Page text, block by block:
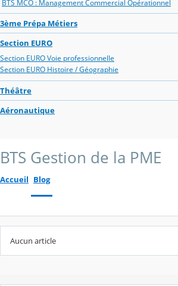
BTS MCO : Management Commercial Opérationnel
3ème Prépa Métiers
Section EURO
Section EURO Voie professionnelle
Section EURO Histoire / Géographie
Théâtre
Aéronautique
BTS Gestion de la PME
Accueil Blog
Aucun article